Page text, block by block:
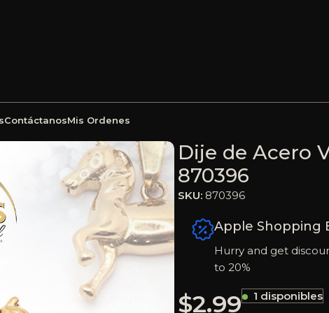
ContáctanosMis Ordenes
Dije de Acero
870396
SKU: 870396
Apple Shopping
Hurry and get
to 20%
$2.99 1 disponibles